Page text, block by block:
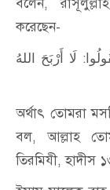
বলেন,
করেছেন-
لَا أَرْبَحَ اللهُ
অর্থাৎ তোমরা
বল, আল্লাহ
তিরমিযী, হাদীস